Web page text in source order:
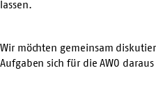
lassen.
Wir möchten gemeinsam
Aufgaben sich für die AWO